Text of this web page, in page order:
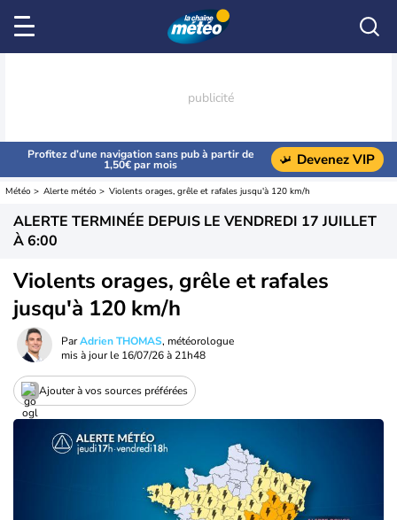
Profitez d’une navigation sans pub à partir de
1,50€ par mois Devenez VIP
Météo Alerte météo Violents orages, grêle et rafales jusqu'à 120 km/h
ALERTE TERMINÉE DEPUIS LE VENDREDI 17 JUILLET
À 6:00
Violents orages, grêle et rafales
jusqu'à 120 km/h
ParAdrien THOMAS, météorologue
mis à jour le 16/07/26 à 21h48
Ajouter à vos sources préférées